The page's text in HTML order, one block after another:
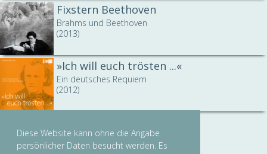
Diese Website kann ohne die Angabe
persönlicher Daten besucht werden. Es
Fixstern Beethoven
Brahms und Beethoven
(2013)
»Ich will euch trösten ...«
Ein deutsches Requiem
(2012)
Mozart im Spiegel von Brahms
(2006)